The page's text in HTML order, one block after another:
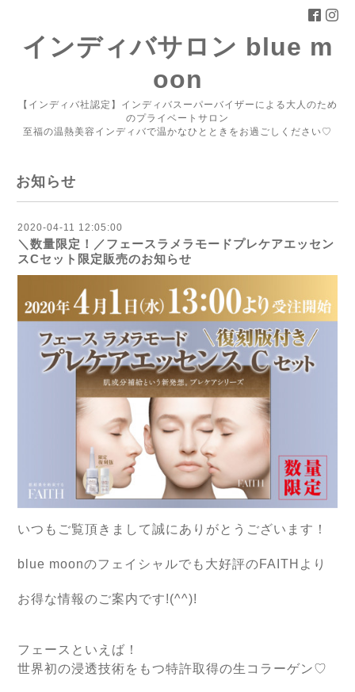
インディバサロン blue m
oon
【インディバ社認定】インディバスーパーバイザーによる大人のため
のプライベートサロン
至福の温熱美容インディバで温かなひとときをお過ごしください♡
お知らせ
2020-04-11 12:05:00
＼数量限定！／フェースラメラモードプレケアエッセン
スCセット限定販売のお知らせ
いつもご覧頂きまして誠にありがとうございます！
blue moonのフェイシャルでも大好評のFAITHより
お得な情報のご案内です!(^^)!
フェースといえば！
世界初の浸透技術をもつ特許取得の生コラーゲン♡